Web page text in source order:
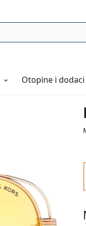
Otopine i dodaci